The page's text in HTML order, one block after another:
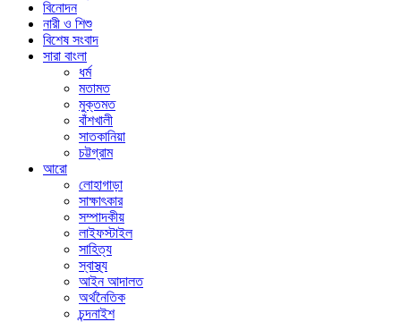
বিনোদন
নারী ও শিশু
বিশেষ সংবাদ
সারা বাংলা
ধর্ম
মতামত
মুক্তমত
বাঁশখালী
সাতকানিয়া
চট্টগ্রাম
আরো
লোহাগাড়া
সাক্ষাৎকার
সম্পাদকীয়
লাইফস্টাইল
সাহিত্য
স্বাস্থ্য
আইন আদালত
অর্থনৈতিক
চন্দনাইশ